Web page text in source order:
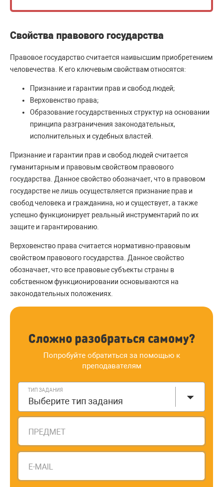
Свойства правового государства
Правовое государство считается наивысшим приобретением
человечества. К его ключевым свойствам относятся:
Признание и гарантии прав и свобод людей;
Верховенство права;
Образование государственных структур на основании
принципа разграничения законодательных,
исполнительных и судебных властей.
Признание и гарантии прав и свобод людей считается
гуманитарным и правовым свойством правового
государства. Данное свойство обозначает, что в правовом
государстве не лишь осуществляется признание прав и
свобод человека и гражданина, но и существует, а также
успешно функционирует реальный инструментарий по их
защите и гарантированию.
Верховенство права считается нормативно-правовым
свойством правового государства. Данное свойство
обозначает, что все правовые субъекты страны в
собственном функционировании основываются на
законодательных положениях.
Сложно разобраться самому?
Попробуйте обратиться за помощью к
преподавателям
ТИП ЗАДАНИЯ
Выберите тип задания
ПРЕДМЕТ
E-MAIL